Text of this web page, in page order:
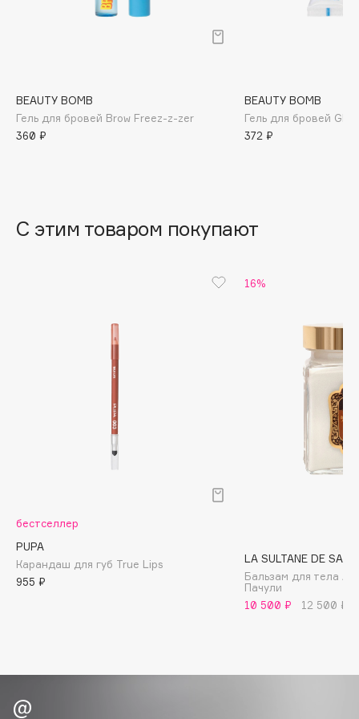
Banderas
Basicare
Beautyblades
НОВИНКА
BOOMSHOP
BORK
Brunello Cucinelli
Bvlgari
BEAUTY BOMB
Гель для бровей Brow Freez-z-zer
360 ₽
BEAUTY BOMB
Гель для бровей
372 ₽
С этим товаром покупают
бестселлер
PUPA
Карандаш для губ True Lips
955 ₽
16%
LA SULTANE DE SABA
Бальзам для тела
Пачули
10 500 ₽
12 500 ₽